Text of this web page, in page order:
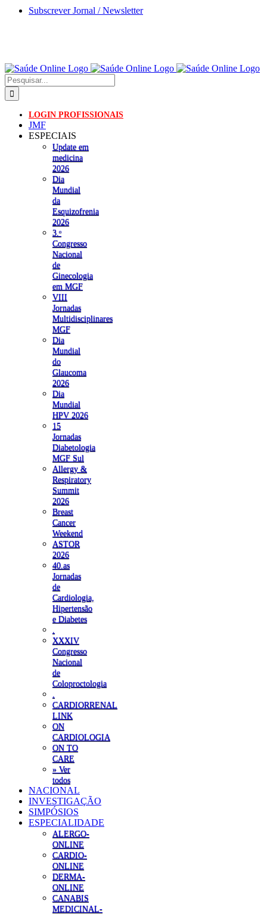
Skip
Subscrever Jornal / Newsletter
Pesquisar
LOGIN PROFISSIONAIS
JMF
ESPECIAIS
Update em
medicina
2026
Dia
Mundial
da
Esquizofrenia
2026
3.ᵒ
Congresso
Nacional
de
Ginecologia
em MGF
VIII
Jornadas
Multidisciplinares
MGF
Dia
Mundial
do
Glaucoma
2026
Dia
Mundial
HPV 2026
15
Jornadas
Diabetologia
MGF Sul
Allergy &
Respiratory
Summit
2026
Breast
Cancer
Weekend
ASTOR
2026
40.as
Jornadas
de
Cardiologia,
Hipertensão
e Diabetes
XXXIV
Congresso
Nacional
de
Coloproctologia
CARDIORRENAL
LINK
ON
CARDIOLOGIA
ON TO
CARE
» Ver
todos
NACIONAL
INVESTIGAÇÃO
SIMPÓSIOS
ESPECIALIDADE
ALERGO-
ONLINE
CARDIO-
ONLINE
DERMA-
ONLINE
CANABIS
MEDICINAL-